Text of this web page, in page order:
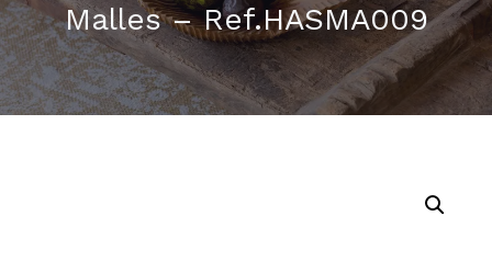
Malles – Ref.HASMA009